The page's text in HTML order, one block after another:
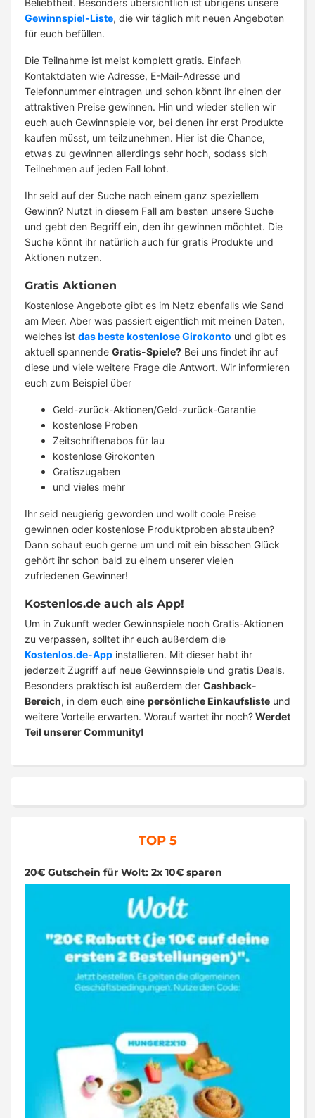
Gewinnspiel-Liste, die wir täglich mit neuen Angeboten
für euch befüllen.
Die Teilnahme ist meist komplett gratis. Einfach
Kontaktdaten wie Adresse, E-Mail-Adresse und
Telefonnummer eintragen und schon könnt ihr einen der
attraktiven Preise gewinnen. Hin und wieder stellen wir
euch auch Gewinnspiele vor, bei denen ihr erst Produkte
kaufen müsst, um teilzunehmen. Hier ist die Chance,
etwas zu gewinnen allerdings sehr hoch, sodass sich
Teilnehmen auf jeden Fall lohnt.
Ihr seid auf der Suche nach einem ganz speziellem
Gewinn? Nutzt in diesem Fall am besten unsere Suche
und gebt den Begriff ein, den ihr gewinnen möchtet. Die
Suche könnt ihr natürlich auch für gratis Produkte und
Aktionen nutzen.
Gratis Aktionen
Kostenlose Angebote gibt es im Netz ebenfalls wie Sand
am Meer. Aber was passiert eigentlich mit meinen Daten,
welches ist das beste kostenlose Girokonto und gibt es
aktuell spannende Gratis-Spiele? Bei uns findet ihr auf
diese und viele weitere Frage die Antwort. Wir informieren
euch zum Beispiel über
Geld-zurück-Aktionen/Geld-zurück-Garantie
kostenlose Proben
Zeitschriftenabos für lau
kostenlose Girokonten
Gratiszugaben
und vieles mehr
Ihr seid neugierig geworden und wollt coole Preise
gewinnen oder kostenlose Produktproben abstauben?
Dann schaut euch gerne um und mit ein bisschen Glück
gehört ihr schon bald zu einem unserer vielen
zufriedenen Gewinner!
Kostenlos.de auch als App!
Um in Zukunft weder Gewinnspiele noch Gratis-Aktionen
zu verpassen, solltet ihr euch außerdem die
Kostenlos.de-App installieren. Mit dieser habt ihr
jederzeit Zugriff auf neue Gewinnspiele und gratis Deals.
Besonders praktisch ist außerdem der Cashback-
Bereich, in dem euch eine persönliche Einkaufsliste und
weitere Vorteile erwarten. Worauf wartet ihr noch?Werdet
Teil unserer Community!
TOP 5
20€ Gutschein für Wolt: 2x 10€ sparen